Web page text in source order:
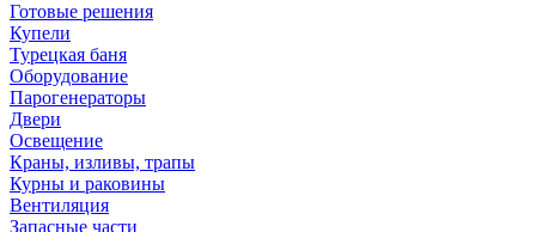
Готовые решения
Купели
Турецкая баня
Оборудование
Парогенераторы
Двери
Освещение
Краны, изливы, трапы
Курны и раковины
Вентиляция
Запасные части